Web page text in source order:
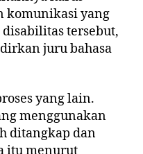
komunikasi yang
tersebut,
juru bahasa
yang lain.
menggunakan
ditangkap dan